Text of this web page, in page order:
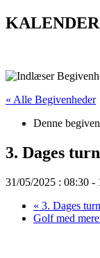
KALENDER
« Alle Begivenheder
Denne
3. Dages
31/05/2025 : 08:30 -
« 3. Dages
Golf med